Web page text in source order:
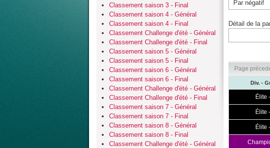
Classement saison 3 - Final
Classement saison 4 - Général
Classement saison 4 - Final
Classement Challenge d'été - Général
Classement Challenge d'été - Final
Classement saison 5 - Général
Classement saison 5 - Final
Classement saison 6 - Général
Classement saison 6 - Final
Classement Challenge d'été - Général
Classement Challenge d'été - Final
Classement saison 7 - Général
Classement saison 7 - Final
Classement saison 8 - Général
Classement saison 8 - Final
Classement Challenge d'été - Général
Détail de la
Page
Div. -
Élite -
Élite -
Élite -